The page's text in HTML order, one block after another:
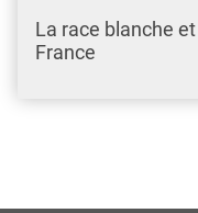
La race blanche
France